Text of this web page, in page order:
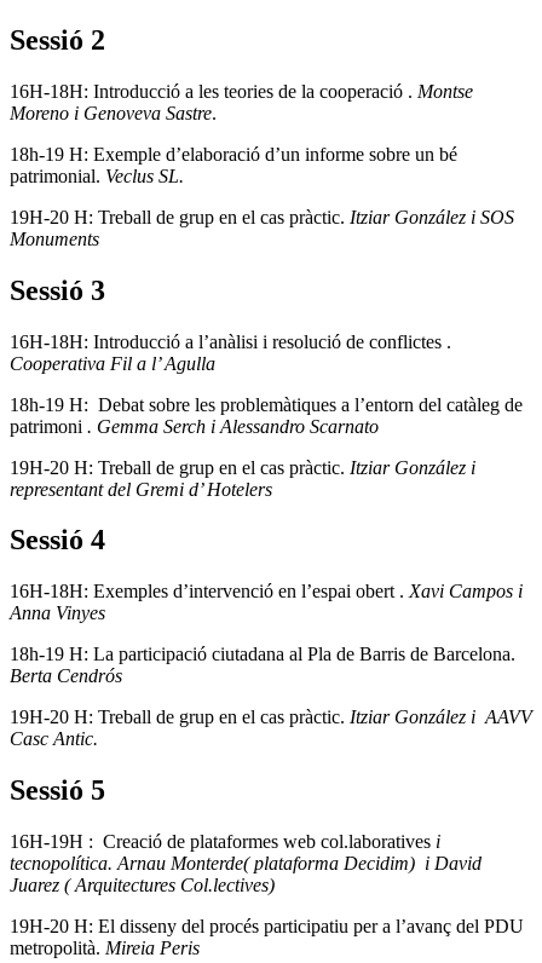
Sessió 2
16H-18H: Introducció a les teories de la cooperació . Montse
Moreno i Genoveva Sastre.
18h-19 H: Exemple d’elaboració d’un informe sobre un bé
patrimonial. Veclus SL.
19H-20 H: Treball de grup en el cas pràctic. Itziar González i SOS
Monuments
Sessió 3
16H-18H: Introducció a l’anàlisi i resolució de conflictes .
Cooperativa Fil a l’ Agulla
18h-19 H: Debat sobre les problemàtiques a l’entorn del catàleg de
patrimoni . Gemma Serch i Alessandro Scarnato
19H-20 H: Treball de grup en el cas pràctic. Itziar González i
representant del Gremi d’ Hotelers
Sessió 4
16H-18H: Exemples d’intervenció en l’espai obert . Xavi Campos i
Anna Vinyes
18h-19 H: La participació ciutadana al Pla de Barris de Barcelona.
Berta Cendrós
19H-20 H: Treball de grup en el cas pràctic. Itziar González i AAVV
Casc Antic.
Sessió 5
16H-19H : Creació de plataformes web col.laboratives i
tecnopolítica. Arnau Monterde( plataforma Decidim) i David
Juarez ( Arquitectures Col.lectives)
19H-20 H: El disseny del procés participatiu per a l’avanç del PDU
metropolità. Mireia Peris